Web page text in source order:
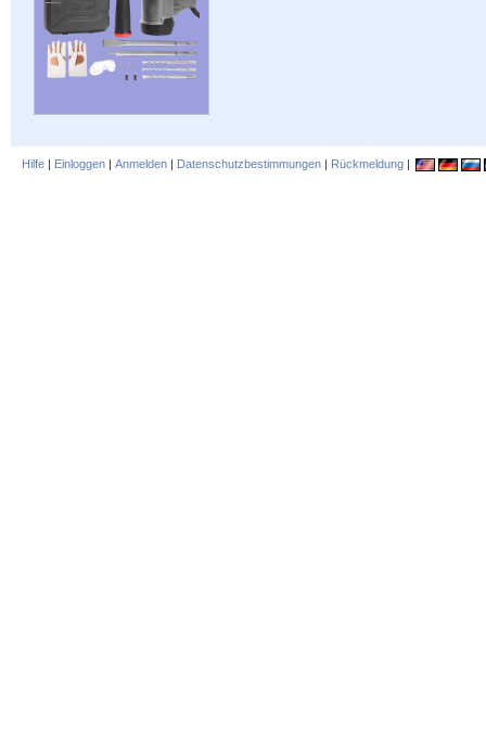
Hilfe | Einloggen | Anmelden | Datenschutzbestimmungen | Rückmeldung |